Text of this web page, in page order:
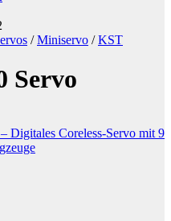
/ Miniservo / KST
Servo